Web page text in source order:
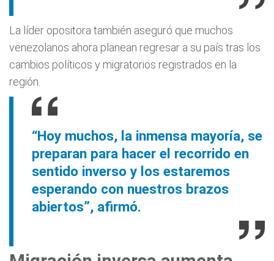
La líder opositora también aseguró que muchos
venezolanos ahora planean regresar a su país tras los
cambios políticos y migratorios registrados en la
región.
“Hoy muchos, la inmensa mayoría, se
preparan para hacer el recorrido en
sentido inverso y los estaremos
esperando con nuestros brazos
abiertos”, afirmó.